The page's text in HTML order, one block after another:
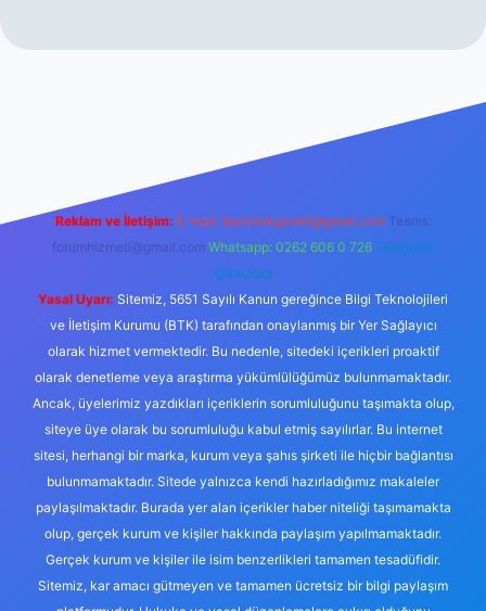
Reklam ve İletişim: E-mail: backlinkpaneli@gmail.com Teams:
forumhizmeti@gmail.com Whatsapp: 0262 606 0 726 Telegram:
@karabul
Yasal Uyarı: Sitemiz, 5651 Sayılı Kanun gereğince Bilgi Teknolojileri
ve İletişim Kurumu (BTK) tarafından onaylanmış bir Yer Sağlayıcı
olarak hizmet vermektedir. Bu nedenle, sitedeki içerikleri proaktif
olarak denetleme veya araştırma yükümlülüğümüz bulunmamaktadır.
Ancak, üyelerimiz yazdıkları içeriklerin sorumluluğunu taşımakta olup,
siteye üye olarak bu sorumluluğu kabul etmiş sayılırlar. Bu internet
sitesi, herhangi bir marka, kurum veya şahıs şirketi ile hiçbir bağlantısı
bulunmamaktadır. Sitede yalnızca kendi hazırladığımız makaleler
paylaşılmaktadır. Burada yer alan içerikler haber niteliği taşımamakta
olup, gerçek kurum ve kişiler hakkında paylaşım yapılmamaktadır.
Gerçek kurum ve kişiler ile isim benzerlikleri tamamen tesadüfidir.
Sitemiz, kar amacı gütmeyen ve tamamen ücretsiz bir bilgi paylaşım